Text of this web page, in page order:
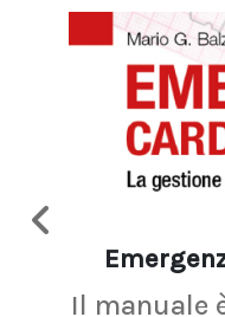
Il manuale